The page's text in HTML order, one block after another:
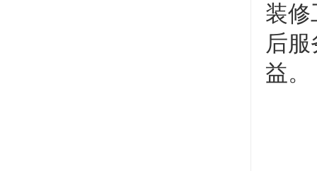
装修
后
益。